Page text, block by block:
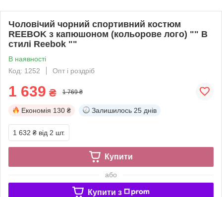
Чоловічий чорний спортивний костюм
REEBOK з капюшоном (кольорове лого) "" В
стилі Reebok ""
В наявності
Код: 1252
Опт і роздріб
1 639 ₴ 1 769 ₴
Економія 130 ₴ Залишилось 25 днів
1 632 ₴ від 2 шт.
Купити
або
Купити з